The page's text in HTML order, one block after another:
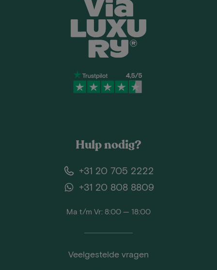
Hulp nodig?
+31 20 705 2222
+31 20 808 8809
Ma t/m Vr: 8:00 — 18:00
Veelgestelde vragen